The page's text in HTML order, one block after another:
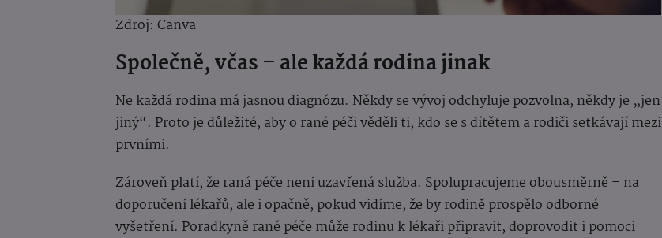
Zdroj: Canva
Společně, včas – ale každá rodina jinak
Ne každá rodina má jasnou diagnózu. Někdy se vývoj odchyluje pozvolna, někdy je „jen
jiný“. Proto je důležité, aby o rané péči věděli ti, kdo se s dítětem a rodiči setkávají mezi
prvními.
Zároveň platí, že raná péče není uzavřená služba. Spolupracujeme obousměrně – na
doporučení lékařů, ale i opačně, pokud vidíme, že by rodině prospělo odborné
vyšetření. Poradkyně rané péče může rodinu k lékaři připravit, doprovodit i pomoci